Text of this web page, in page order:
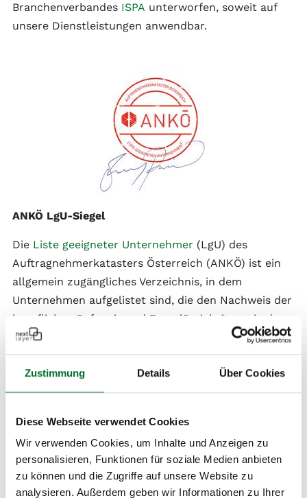
Zustimmung Details Über Cookies
Diese Webseite verwendet Cookies
Wir verwenden Cookies, um Inhalte und Anzeigen zu
personalisieren, Funktionen für soziale Medien anbieten
zu können und die Zugriffe auf unsere Website zu
analysieren. Außerdem geben wir Informationen zu Ihrer
Branchenverbandes ISPA unterworfen, soweit auf
unsere Dienstleistungen anwendbar.
ANKÖ LgU-Siegel
Die Liste geeigneter Unternehmer (LgU) des
Auftragnehmerkatasters Österreich (ANKÖ) ist ein
allgemein zugängliches Verzeichnis, in dem
Unternehmen aufgelistet sind, die den Nachweis der
beruflichen Befugnis und Zuverlässigkeit sowie der
finanziellen, wirtschaftlichen und technischen
Leistungsfähigkeit erbringen, öffentliche Aufträge
entgegennehmen zu können. Wir sind stolz, eines
dieser geeigneten Unternehmen zu sein!